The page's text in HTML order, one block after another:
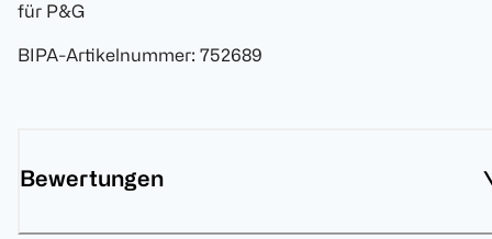
für P&G
BIPA-Artikelnummer: 752689
Bewertungen